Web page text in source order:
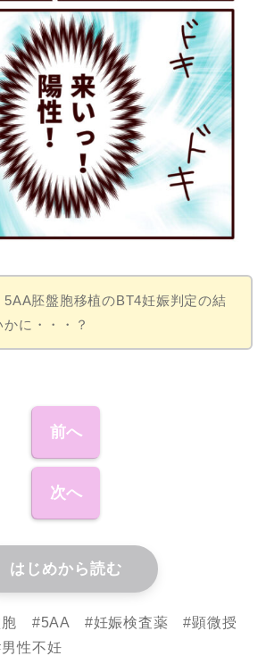
5AA胚盤胞移植のBT4妊娠判定の結
かに・・・？
前へ
次へ
はじめから読む
胞 #5AA #妊娠検査薬 #顕微授
性不妊